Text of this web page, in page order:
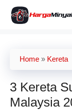
Skip
Home » Kereta
3 Kereta
Malaysia